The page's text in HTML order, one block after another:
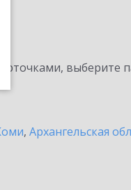
выберите
, Архангельская